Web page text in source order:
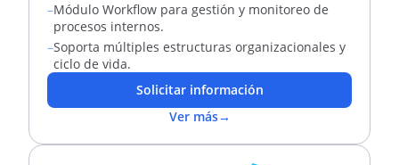
–Módulo Workflow para gestión y monitoreo de
procesos internos.
–Soporta múltiples estructuras organizacionales y
ciclo de vida.
Solicitar información
Ver más→